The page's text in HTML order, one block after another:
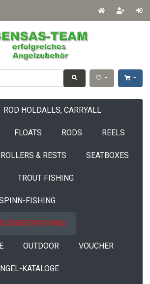
ROD HOLDALLS, CARRYALL
FLOATS RODS REELS
ROLLERS & RESTS SEATBOXES
TROUT FISHING
FISHING
OUTDOOR VOUCHER
KATALOGE